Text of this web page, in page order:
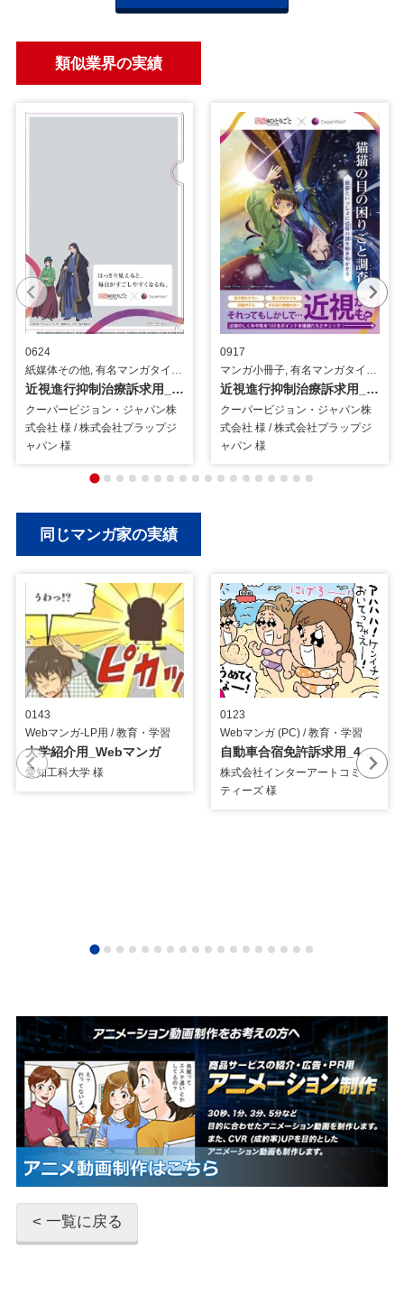
類似業界の実績
0624
紙媒体その他, 有名マンガタイアップ / 医療・介護
近視進行抑制治療訴求用_クリアファイル
クーパービジョン・ジャパン株
式会社 様 / 株式会社プラップジ
ャパン 様
0917
マンガ小冊子, 有名マンガタイアップ / 医療・介護
近視進行抑制治療訴求用_マンガ小冊子
クーパービジョン・ジャパン株
式会社 様 / 株式会社プラップジ
ャパン 様
同じマンガ家の実績
0143
Webマンガ-LP用 / 教育・学習
大学紹介用_Webマンガ
愛知工科大学 様
0123
Webマンガ (PC) / 教育・学習
自動車合宿免許訴求用_4コマ漫画
株式会社インターアートコミッ
ティーズ 様
< 一覧に戻る